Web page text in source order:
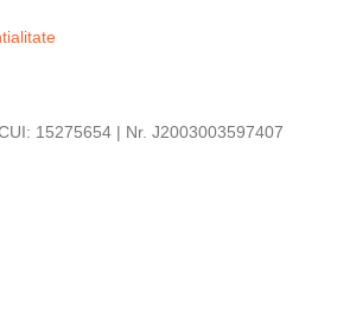
15275654 | Nr. J2003003597407